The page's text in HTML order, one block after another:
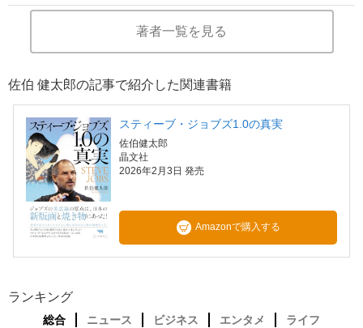
著者一覧を見る
佐伯 健太郎の記事で紹介した関連書籍
スティーブ・ジョブズ1.0の真実
佐伯健太郎
晶文社
2026年2月3日 発売
Amazonで購入する
ランキング
総合 ニュース ビジネス エンタメ ライフ